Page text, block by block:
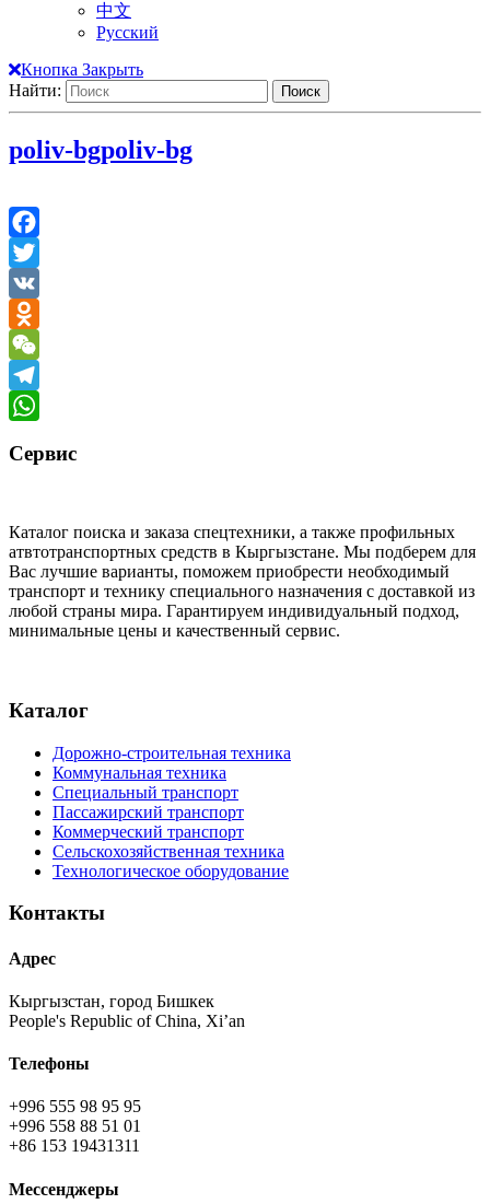
中文
Русский
Кнопка Закрыть
Найти:
poliv-bgpoliv-bg
Facebook
Twitter
VK
Odnoklassniki
WeChat
Telegram
Сервис
Каталог поиска и заказа спецтехники, а также профильных
атвтотранспортных средств в Кыргызстане. Мы подберем для
Вас лучшие варианты, поможем приобрести необходимый
транспорт и технику специального назначения с доставкой из
любой страны мира. Гарантируем индивидуальный подход,
минимальные цены и качественный сервис.
Каталог
Дорожно-строительная техника
Коммунальная техника
Специальный транспорт
Пассажирский транспорт
Коммерческий транспорт
Сельскохозяйственная техника
Технологическое оборудование
Контакты
Адрес
Кыргызстан, город Бишкек
People's Republic of China, Xi’an
Телефоны
+996 555 98 95 95
+996 558 88 51 01
+86 153 19431311
Мессенджеры